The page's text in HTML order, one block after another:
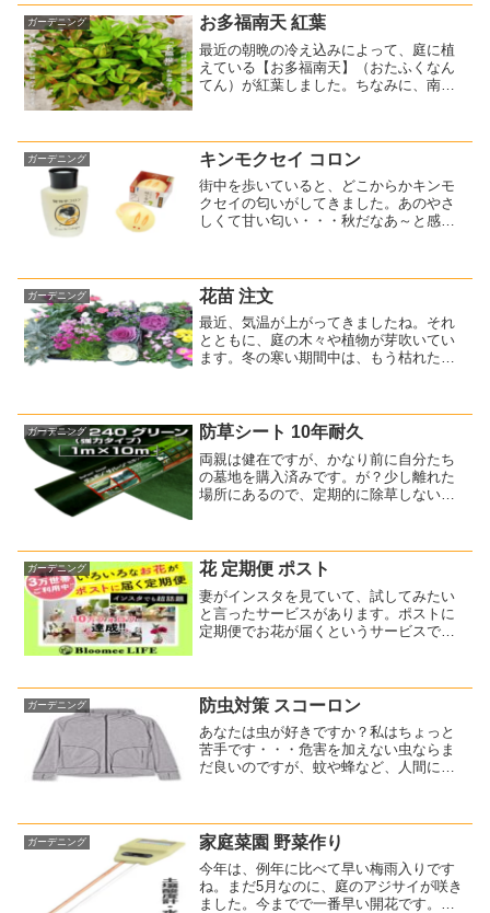
く時があるのですが、暑い...
ガーデニング お多福南天 紅葉
最近の朝晩の冷え込みによって、庭に植
えている【お多福南天】（おたふくなん
てん）が紅葉しました。ちなみに、南天
一番わかりやすいのは実が...
ガーデニング キンモクセイ コロン
街中を歩いていると、どこからかキンモ
クセイの匂いがしてきました。あのやさ
しくて甘い匂い・・・秋だなあ～と感じ
の匂いがすれば、やさしい...
ガーデニング 花苗 注文
最近、気温が上がってきましたね。それ
とともに、庭の木々や植物が芽吹いてい
ます。冬の寒い期間中は、もう枯れたの
ただけでも、それだけで嬉しいです。一
年中、なんらかの花が咲い...
ガーデニング 防草シート 10年耐久
両親は健在ですが、かなり前に自分たち
の墓地を購入済みです。が？少し離れた
場所にあるので、定期的に除草しないと
ロになりました(T_T)...
ガーデニング 花 定期便 ポスト
妻がインスタを見ていて、試してみたい
と言ったサービスがあります。ポストに
定期便でお花が届くというサービスで
のお花が...
ガーデニング 防虫対策 スコーロン
あなたは虫が好きですか？私はちょっと
苦手です・・・危害を加えない虫ならま
だ良いのですが、蚊や蜂など、人間に向
ますし、蚊には頻繁に刺されます。防虫
対策として防虫スプレーは...
ガーデニング 家庭菜園 野菜作り
今年は、例年に比べて早い梅雨入りです
ね。まだ5月なのに、庭のアジサイが咲き
ました。今までで一番早い開花です。家